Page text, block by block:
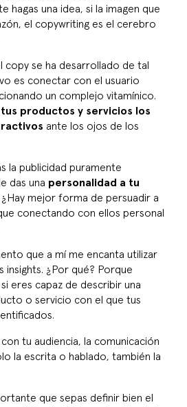
hagas una idea, si la imagen que
el copywriting es el cerebro
copy se ha desarrollado de tal
es conectar con el usuario
un complejo vitamínico.
productos y servicios los
ante los ojos de los
la publicidad puramente
das una personalidad a tu
¿Hay mejor forma de persuadir a
conectando con ellos personal
que a mí me encanta utilizar
insights. ¿Por qué? Porque
eres capaz de describir una
o servicio con el que tus
tu audiencia, la comunicación
la escrita o hablado, también la
que sepas definir bien el